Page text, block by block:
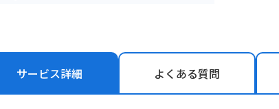
サービス詳細 よくある質問